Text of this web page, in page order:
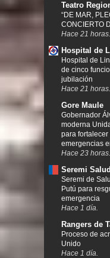
Teatro
“DE MAR,
CONCIERTO
Hace 21 horas.
Hospital de
Hospital de
de cinco
jubilación
Hace 21 horas.
Gore Maule
Gobernador
moderna
para
emergencias
Hace 23 horas.
Seremi
Seremi de
Putú para
emergencia
Hace 1 día.
Rangers de
Proceso de
Unido
Hace 1 día.